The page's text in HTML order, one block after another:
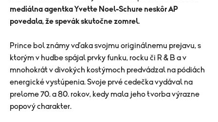
mediálna agentka Yvette Noel-Schure neskôr AP
povedala, že spevák skutočne zomrel.
Prince bol známy vďaka svojmu originálnemu prejavu, s
ktorým v hudbe spájal prvky funku, rocku či R & B a v
mnohokrát v divokých kostýmoch predvádzal na pódiách
energické vystúpenia. Svoje prvé cedečka vydával na
prelome 70. a 80. rokov, kedy mala jeho tvorba výrazne
popový charakter.